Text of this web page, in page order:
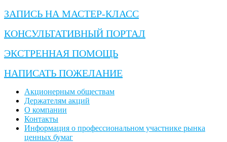
ЗАПИСЬ НА МАСТЕР-КЛАСС
КОНСУЛЬТАТИВНЫЙ ПОРТАЛ
ЭКСТРЕННАЯ ПОМОЩЬ
НАПИСАТЬ ПОЖЕЛАНИЕ
Акционерным обществам
Держателям акций
О компании
Контакты
Информация о профессиональном участнике рынка
ценных бумаг